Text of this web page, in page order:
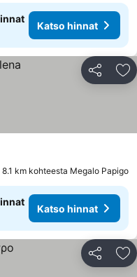
Katso hinnat
Jaa
8.1 km kohteesta Megalo Papigo
Katso hinnat
Jaa